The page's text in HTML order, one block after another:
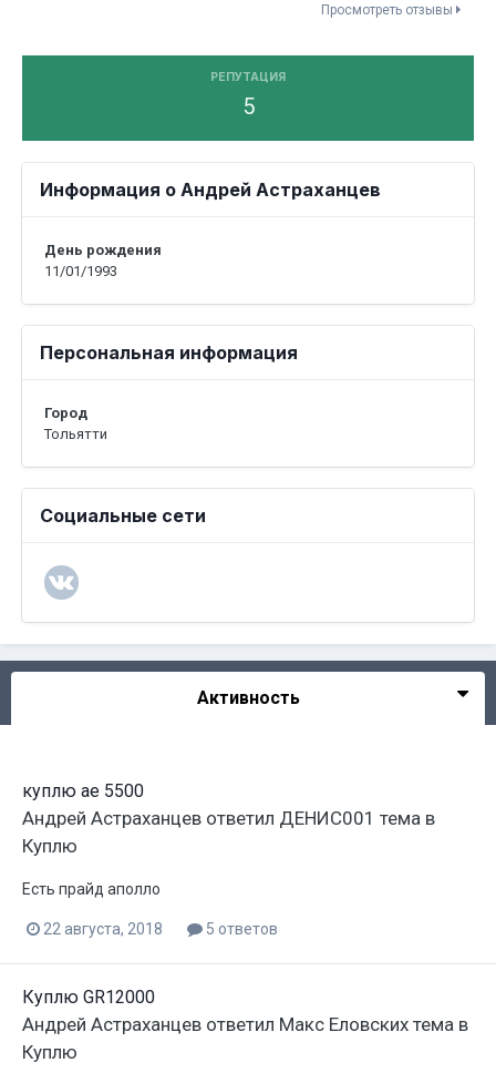
Просмотреть отзывы
РЕПУТАЦИЯ
5
Информация о Андрей Астраханцев
День рождения
11/01/1993
Персональная информация
Город
Тольятти
Социальные сети
Активность
куплю ае 5500
Андрей Астраханцев ответил ДЕНИС001 тема в
Куплю
Есть прайд аполло
22 августа, 2018 5 ответов
Куплю GR12000
Андрей Астраханцев ответил Макс Еловских тема в
Куплю